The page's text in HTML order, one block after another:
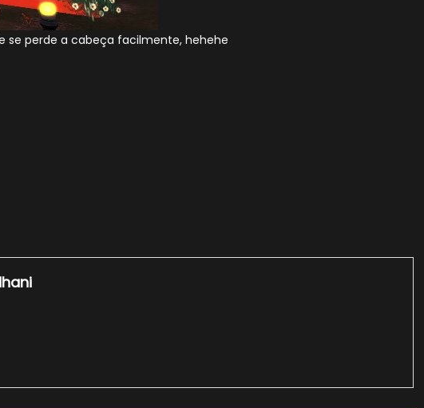
se perde a cabeça facilmente, hehehe